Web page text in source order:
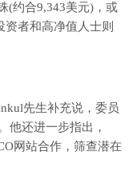
(约合9,343美元)，或
者和高净值人士则
先生补充说，委员
他还进一步指出，
网站合作，筛查潜在